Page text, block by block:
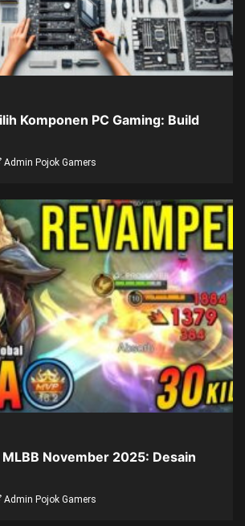
Komponen PC Gaming: Build
Admin Pojok Gamers
November 2025: Desain
Admin Pojok Gamers